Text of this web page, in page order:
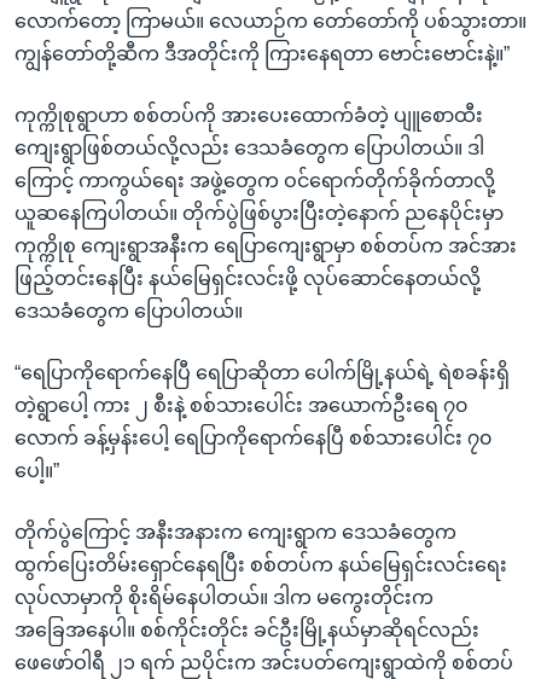
လောက်တော့ ကြာမယ်။ လေယာဉ်က တော်တော်ကို ပစ်သွားတာ။
ကျွန်တော်တို့ဆီက ဒီအတိုင်းကို ကြားနေရတာ ဗောင်းဗောင်းနဲ့။”
ကုက္ကိုစုရွာဟာ စစ်တပ်ကို အားပေးထောက်ခံတဲ့ ပျူစောထီး
ကျေးရွာဖြစ်တယ်လို့လည်း ဒေသခံတွေက ပြောပါတယ်။ ဒါ
ကြောင့် ကာကွယ်ရေး အဖွဲ့တွေက ဝင်ရောက်တိုက်ခိုက်တာလို့
ယူဆနေကြပါတယ်။ တိုက်ပွဲဖြစ်ပွားပြီးတဲ့နောက် ညနေပိုင်းမှာ
ကုက္ကိုစု ကျေးရွာအနီးက ရေပြာကျေးရွာမှာ စစ်တပ်က အင်အား
ဖြည့်တင်းနေပြီး နယ်မြေရှင်းလင်းဖို့ လုပ်ဆောင်နေတယ်လို့
ဒေသခံတွေက ပြောပါတယ်။
“ရေပြာကိုရောက်နေပြီ ရေပြာဆိုတာ ပေါက်မြို့နယ်ရဲ့ ရဲစခန်းရှိ
တဲ့ရွာပေါ့ ကား ၂ စီးနဲ့ စစ်သားပေါင်း အယောက်ဦးရေ ၇၀
လောက် ခန့်မှန်းပေါ့ ရေပြာကိုရောက်နေပြီ စစ်သားပေါင်း ၇၀
ပေါ့။”
တိုက်ပွဲကြောင့် အနီးအနားက ကျေးရွာက ဒေသခံတွေက
ထွက်ပြေးတိမ်းရှောင်နေရပြီး စစ်တပ်က နယ်မြေရှင်းလင်းရေး
လုပ်လာမှာကို စိုးရိမ်နေပါတယ်။ ဒါက မကွေးတိုင်းက
အခြေအနေပါ။ စစ်ကိုင်းတိုင်း ခင်ဦးမြို့နယ်မှာဆိုရင်လည်း
ဖေဖော်ဝါရီ ၂၁ ရက် ညပိုင်းက အင်းပတ်ကျေးရွာထဲကို စစ်တပ်